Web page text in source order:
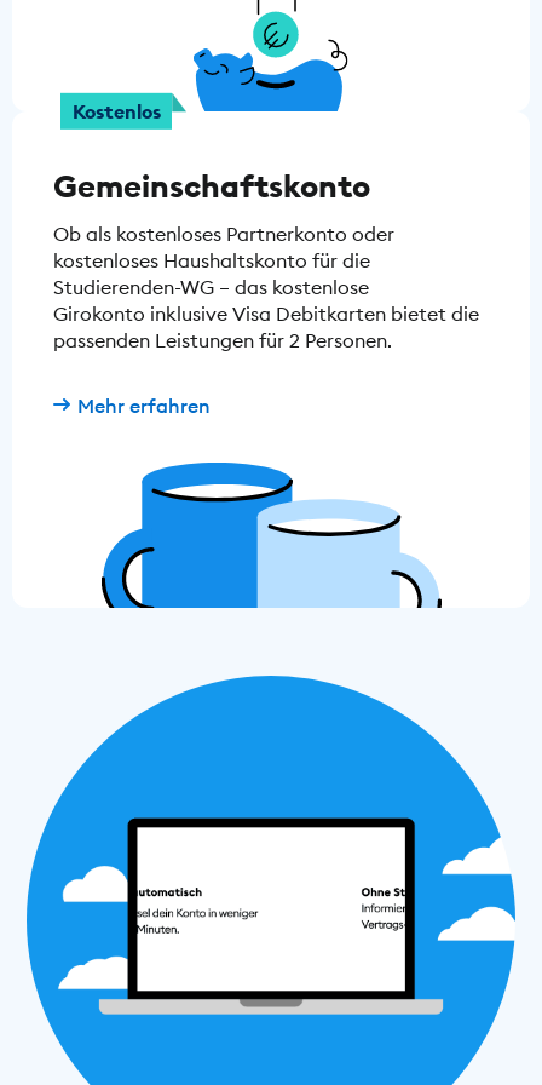
Kostenlos
Gemeinschaftskonto
Ob als kostenloses Partnerkonto oder
kostenloses Haushaltskonto für die
Studierenden-WG – das kostenlose
Girokonto inklusive Visa Debitkarten bietet die
passenden Leistungen für 2 Personen.
Mehr erfahren